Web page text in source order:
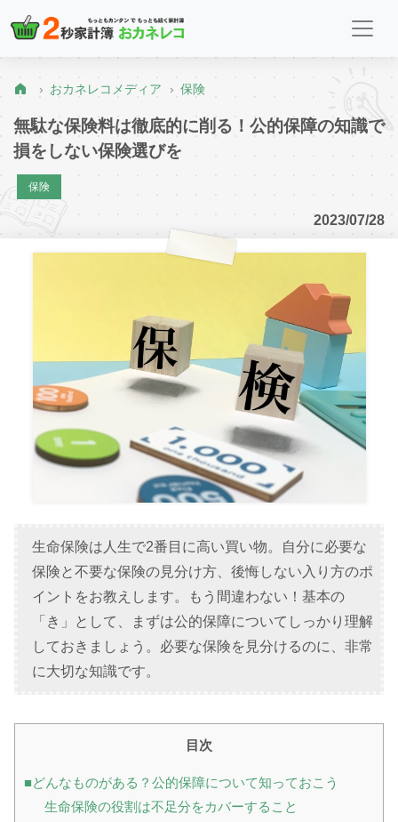
おカネレコメディア 保険
無駄な保険料は徹底的に削る！公的保障の知識で
損をしない保険選びを
保険
2023/07/28
生命保険は人生で2番目に高い買い物。自分に必要な
保険と不要な保険の見分け方、後悔しない入り方のポ
イントをお教えします。もう間違わない！基本の
「き」として、まずは公的保障についてしっかり理解
しておきましょう。必要な保険を見分けるのに、非常
に大切な知識です。
目次
■どんなものがある？公的保障について知っておこう
生命保険の役割は不足分をカバーすること